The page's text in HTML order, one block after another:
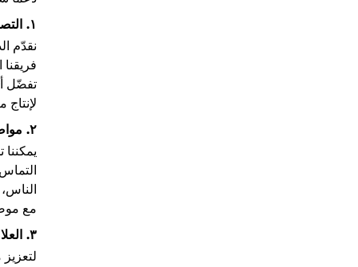
١. التصميم القابل للتخصيص
نقدّم
تفضّل
٢. مواصفات المنتج القابلة للتخصيص
مع
٣. العلامات والشعارات المخصصة